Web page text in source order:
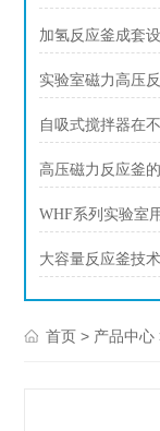
加氢反应釜成套
实验室磁力高压
自吸式搅拌器在
高压磁力反应釜
WHF系列实验室
大容量反应釜技
首页 > 产品中心